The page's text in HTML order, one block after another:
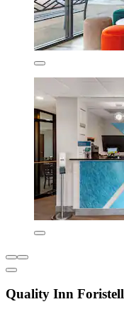
Quality Inn Foristell